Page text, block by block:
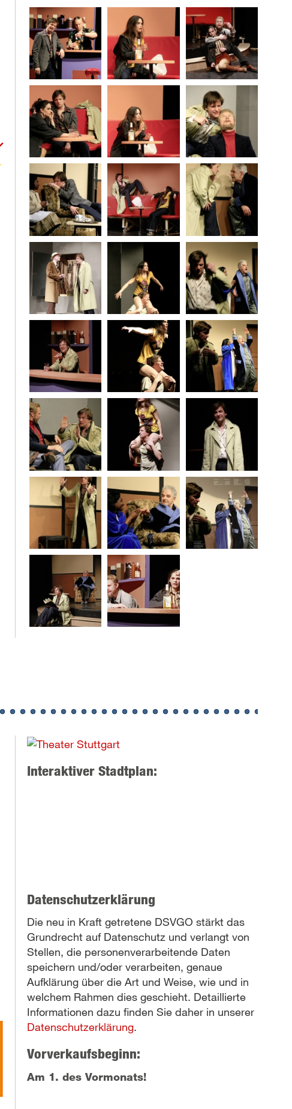
Interaktiver Stadtplan:
Datenschutzerklärung
Die neu in Kraft getretene DSVGO stärkt das
Grundrecht auf Datenschutz und verlangt von
Stellen, die personenverarbeitende Daten
speichern und/oder verarbeiten, genaue
Aufklärung über die Art und Weise, wie und in
welchem Rahmen dies geschieht. Detaillierte
Informationen dazu finden Sie daher in unserer
Datenschutzerklärung.
Vorverkaufsbeginn:
Am 1. des Vormonats!